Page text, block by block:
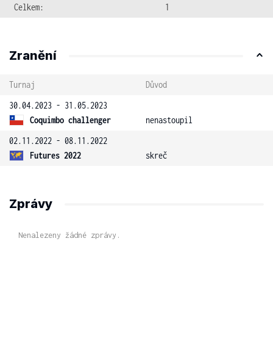
Celkem:
1
Zranění
Turnaj
Důvod
30.04.2023 - 31.05.2023
Coquimbo challenger
nenastoupil
02.11.2022 - 08.11.2022
Futures 2022
skreč
Zprávy
Nenalezeny žádné zprávy.